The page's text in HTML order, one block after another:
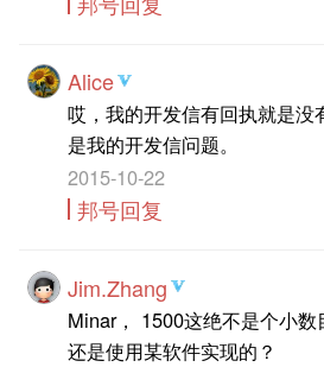
Alice
哎，我的开发信有回执就是没
是我的开发信问题。
2015-10-22
邦号回复
Jim.Zhang
Minar， 1500这绝不是个小
还是使用某软件实现的？